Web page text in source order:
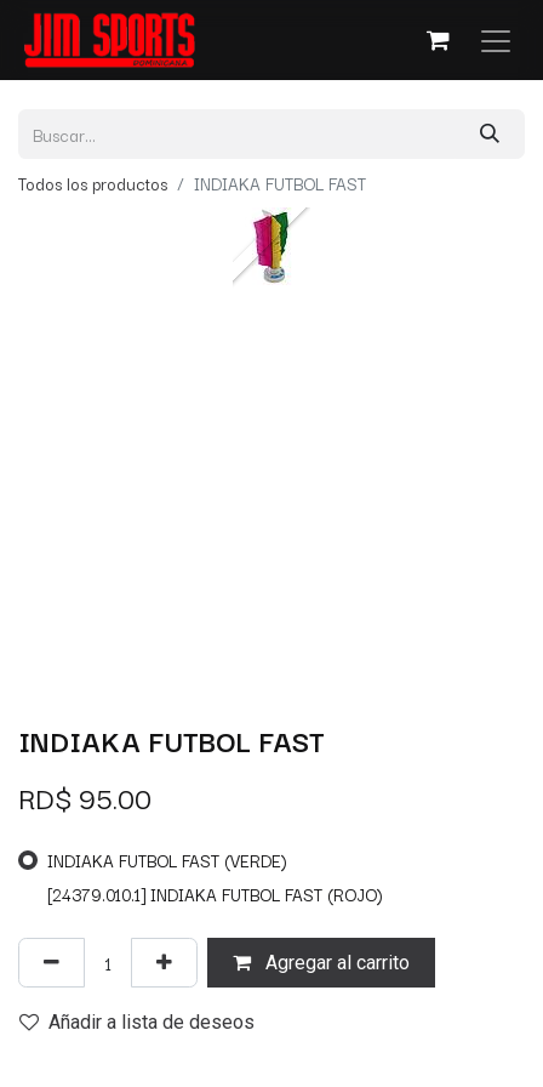
Todos los productos INDIAKA FUTBOL FAST
INDIAKA FUTBOL FAST
RD$ 95.00
INDIAKA FUTBOL FAST (VERDE)
[24379.010.1] INDIAKA FUTBOL FAST (ROJO)
Agregar al carrito
Añadir a lista de deseos